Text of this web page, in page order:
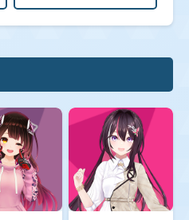
ック「クインテットスペクト
ク「ブルーミングレディア